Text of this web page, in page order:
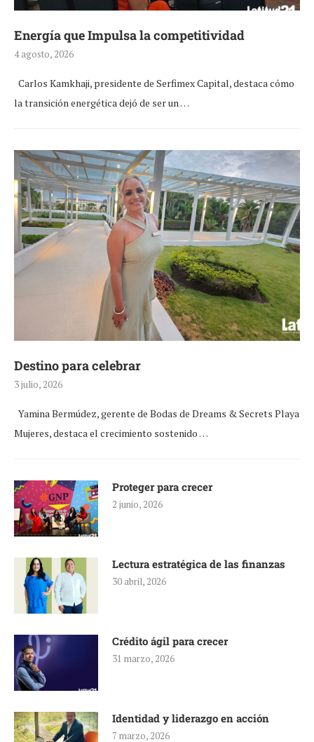
Energía que Impulsa la competitividad
4 agosto, 2026
Carlos Kamkhaji, presidente de Serfimex Capital, destaca cómo
la transición energética dejó de ser un …
Destino para celebrar
3 julio, 2026
Yamina Bermúdez, gerente de Bodas de Dreams & Secrets Playa
Mujeres, destaca el crecimiento sostenido …
Proteger para crecer
2 junio, 2026
Lectura estratégica de las finanzas
30 abril, 2026
Crédito ágil para crecer
31 marzo, 2026
Identidad y liderazgo en acción
7 marzo, 2026